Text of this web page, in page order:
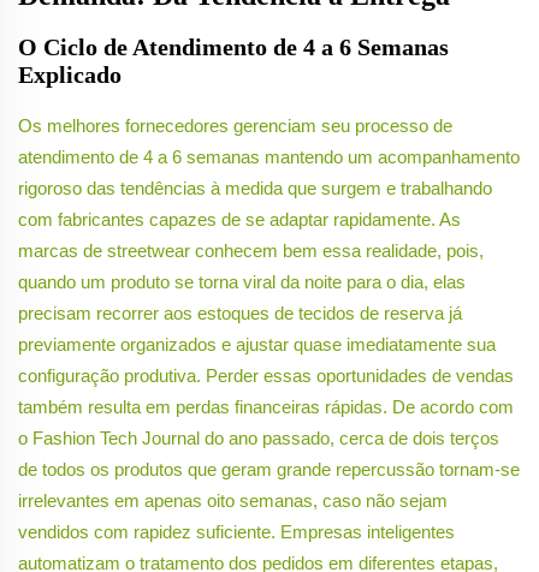
O Ciclo de Atendimento de 4 a 6 Semanas
Explicado
Os melhores fornecedores gerenciam seu processo de
atendimento de 4 a 6 semanas mantendo um acompanhamento
rigoroso das tendências à medida que surgem e trabalhando
com fabricantes capazes de se adaptar rapidamente. As
marcas de streetwear conhecem bem essa realidade, pois,
quando um produto se torna viral da noite para o dia, elas
precisam recorrer aos estoques de tecidos de reserva já
previamente organizados e ajustar quase imediatamente sua
configuração produtiva. Perder essas oportunidades de vendas
também resulta em perdas financeiras rápidas. De acordo com
o Fashion Tech Journal do ano passado, cerca de dois terços
de todos os produtos que geram grande repercussão tornam-se
irrelevantes em apenas oito semanas, caso não sejam
vendidos com rapidez suficiente. Empresas inteligentes
automatizam o tratamento dos pedidos em diferentes etapas,